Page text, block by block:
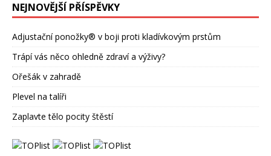
NEJNOVĚJŠÍ PŘÍSPĚVKY
Adjustační ponožky® v boji proti kladívkovým prstům
Trápí vás něco ohledně zdraví a výživy?
Ořešák v zahradě
Plevel na talíři
Zaplavte tělo pocity štěstí